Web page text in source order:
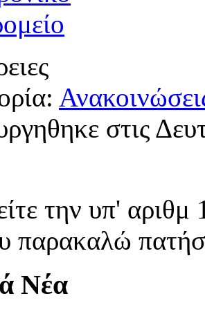
στις
την υπ'
παρακαλώ
Νέα